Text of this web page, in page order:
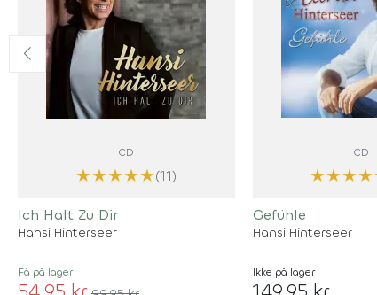
CD
★★★★★(11)
Ich Halt Zu Dir
Hansi Hinterseer
Få på lager
CD
★★★★
Gefühle
Hansi Hinterseer
Ikke på lager